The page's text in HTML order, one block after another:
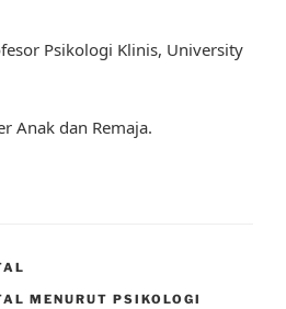
Psikologi Klinis, University
Anak dan Remaja.
MENURUT PSIKOLOGI